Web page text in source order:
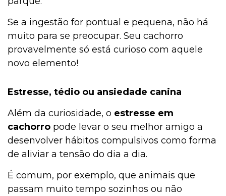
Se a ingestão for pontual e pequena, não há
muito para se preocupar. Seu cachorro
provavelmente só está curioso com aquele
novo elemento!
Estresse, tédio ou ansiedade canina
Além da curiosidade, o estresse em
cachorro pode levar o seu melhor amigo a
desenvolver hábitos compulsivos como forma
de aliviar a tensão do dia a dia.
É comum, por exemplo, que animais que
passam muito tempo sozinhos ou não